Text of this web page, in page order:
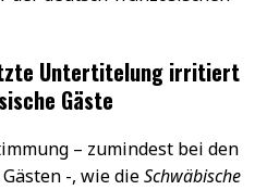
Untertitelung irritiert
Gäste
– zumindest bei den
-, wie dieSchwäbische